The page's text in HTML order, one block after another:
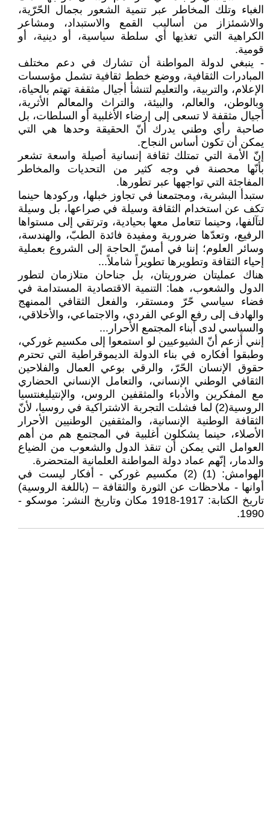
الغباء وتلك المخاطر عبر تنمية الشعور بجمال الحّرّية،
والاشمئزاز من أساليب القمع والاستبداد، ومشاعر
الكراهية التي تغذيها أي سلطة سياسية، أو دينية، أو
قومية.
- ينبغي لدولة المواطنة أن تشارك في دعم مختلف
المبادرات الثقافية، ووضع خطط ثقافية تشمل مؤسسات
الإعلام، والتربية، والتعليم لتنشأ أجيال مثقفة تهتم بالحياة،
وبالوطن، والعالم، والبيئة، والتراث والمعالم الأثرية،
أجيال مثقفة لا تسعى إلى إرضاء الأغلبية أو السلطات، بل
صاحبة رأي وطني يدرك أنّ الحقيقة وحدها هي التي
يمكن أن تكون أساس النجاح.
إنّ الأمة التي تمتلك ثقافة إنسانية أصيلة واسعة تشعر
بأنّها محصنة في وجه كثير من التحديات والمخاطر
المفاجئة التي تواجهها عبر تطورها.
ستبدأ البشرية، ومجتمعنا في تجاوز خبلها، وركودها حينما
تكف عن استخدام الثقافة وسيلة في صراعها، بل وسيلة
لتآلفها، وحينما تتعامل معها بحيادية، وترتقي إلى مستواها
الرفيع، وتعدّها ضرورية ومفيدة فائدة الطبّ، والهندسة،
وسائر العلوم؛ إننا في أمسّ الحاجة إلى الشروع بعملية
إحياء الثقافة وتطويرها تطويراً شاملاً...
هناك عمليتان ضروريتان، بل جناحان متلازمان لتطور
الدول والشعوب، هما: التنمية الاقتصادية المستدامة في
فضاء سياسي حّرّ ومستقر، والفعل الثقافي الممنهج
والهادف إلى رفع الوعي الفردي، والاجتماعي، والأخلاقي،
والسياسي لدى أبناء المجتمع الأحرار...
إنني أزعم أنّ الشيوعيين لو استمعوا إلى مكسيم غوركي،
وطبقوا أفكاره في بناء الدولة الديموقراطية التي تحترم
حقوق الإنسان الحّرّ، والرقي بوعي العمال والفلاحين
الثقافي الوطني الإنساني، والتعامل الإنساني الحضاري
مع المفكرين والأدباء والمثقفين الروس، والإنتيليغنتسيا
الروسية(2) لما فشلت التجربة الاشتراكية في روسيا، لأنّ
الثقافة الوطنية الإنسانية، والمثقفين الوطنيين الأحرار
الأصلاء، حينما يشكلون أغلبية في المجتمع هم من أهم
العوامل التي يمكن أن تنقذ الدول والشعوب من الضياع
والدمار، إنّهم عماد دولة المواطنة العلمانية المتحضرة.
الهوامش: (1) (2) مكسيم غوركي - أفكار ليست في
أوانها - ملاحظات عن الثورة والثقافة – (باللغة الروسية)
تاريخ الكتابة: 1917-1918 مكان وتاريخ النشر: موسكو -
1990.